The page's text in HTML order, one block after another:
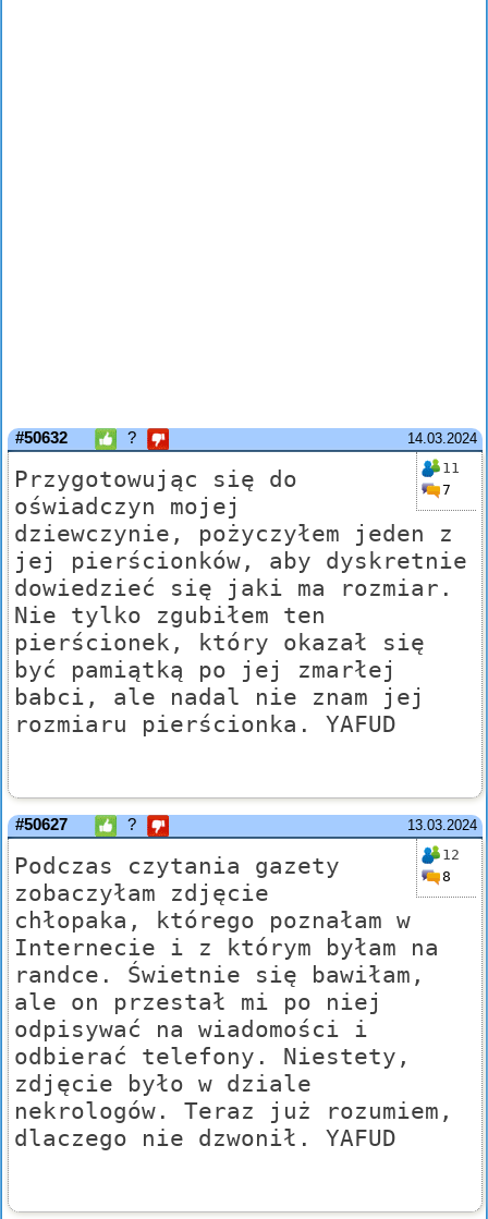
14.03.2024
#50632 ?
11
7
Przygotowując się do
oświadczyn mojej
dziewczynie, pożyczyłem jeden z
jej pierścionków, aby dyskretnie
dowiedzieć się jaki ma rozmiar.
Nie tylko zgubiłem ten
pierścionek, który okazał się
być pamiątką po jej zmarłej
babci, ale nadal nie znam jej
rozmiaru pierścionka. YAFUD
13.03.2024
#50627 ?
12
8
Podczas czytania gazety
zobaczyłam zdjęcie
chłopaka, którego poznałam w
Internecie i z którym byłam na
randce. Świetnie się bawiłam,
ale on przestał mi po niej
odpisywać na wiadomości i
odbierać telefony. Niestety,
zdjęcie było w dziale
nekrologów. Teraz już rozumiem,
dlaczego nie dzwonił. YAFUD